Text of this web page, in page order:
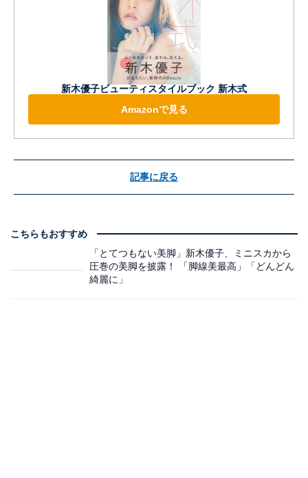
新木優子ビューティスタイルブック 新木式
Amazonで見る
記事に戻る
こちらもおすすめ
「とてつもない美脚」新木優子、ミニスカから
圧巻の美脚を披露！ 「脚線美最高」「どんどん
綺麗に」